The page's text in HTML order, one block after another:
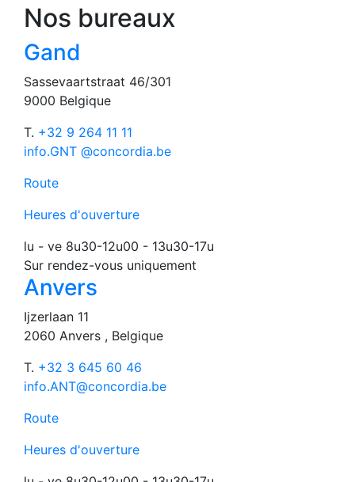
Nos bureaux
Gand
Sassevaartstraat 46/301
9000 Belgique
T. +32 9 264 11 11
info.GNT @concordia.be
Route
Heures d'ouverture
lu - ve 8u30-12u00 - 13u30-17u
Sur rendez-vous uniquement
Anvers
Ijzerlaan 11
2060 Anvers , Belgique
T. +32 3 645 60 46
info.ANT@concordia.be
Route
Heures d'ouverture